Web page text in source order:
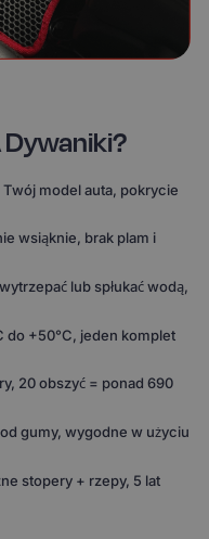
Dywaniki?
model auta, pokrycie
wsiąknie, brak plam i
lub spłukać wodą,
do +50°C, jeden komplet
20 obszyć = ponad 690
gumy, wygodne w użyciu
stopery + rzepy, 5 lat